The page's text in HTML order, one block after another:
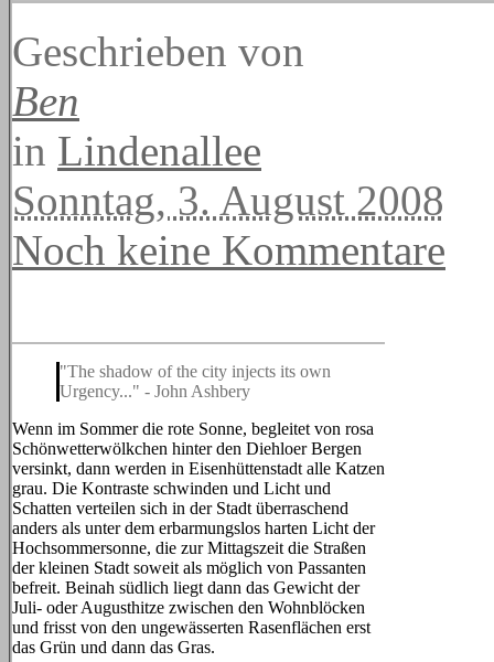
Geschrieben von
Ben
in Lindenallee
Sonntag, 3. August 2008
Noch keine Kommentare
"The shadow of the city injects its own
Urgency..." - John Ashbery
Wenn im Sommer die rote Sonne, begleitet von rosa
Schönwetterwölkchen hinter den Diehloer Bergen
versinkt, dann werden in Eisenhüttenstadt alle Katzen
grau. Die Kontraste schwinden und Licht und
Schatten verteilen sich in der Stadt überraschend
anders als unter dem erbarmungslos harten Licht der
Hochsommersonne, die zur Mittagszeit die Straßen
der kleinen Stadt soweit als möglich von Passanten
befreit. Beinah südlich liegt dann das Gewicht der
Juli- oder Augusthitze zwischen den Wohnblöcken
und frisst von den ungewässerten Rasenflächen erst
das Grün und dann das Gras.